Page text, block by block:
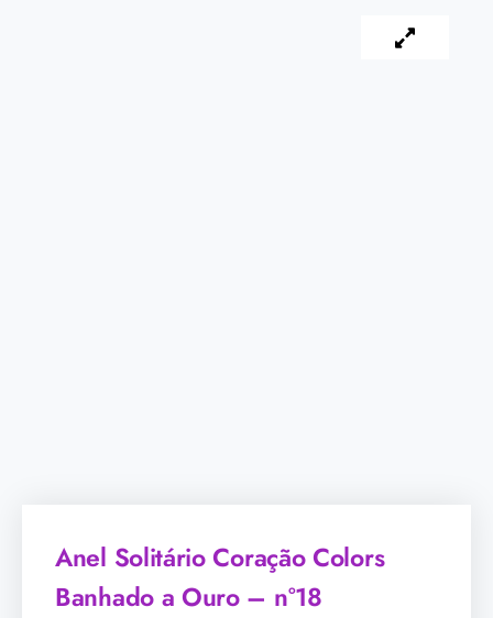
Anel Solitário Coração Colors
Banhado a Ouro – n°18